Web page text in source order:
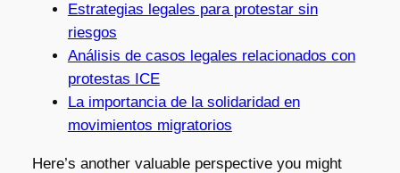
Estrategias legales para protestar sin
riesgos
Análisis de casos legales relacionados con
protestas ICE
La importancia de la solidaridad en
movimientos migratorios
Here’s another valuable perspective you might